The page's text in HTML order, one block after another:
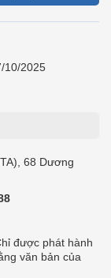
10/2025
68 Dương
được phát hành
văn bản của